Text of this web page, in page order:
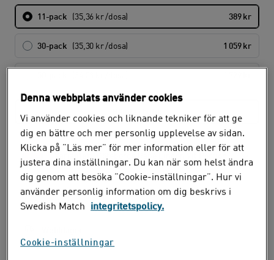
11-pack (35,36 kr /dosa) 389 kr
30-pack (35,30 kr /dosa) 1 059 kr
Lagerstatus
I lager online
Denna webbplats använder cookies
Vi använder cookies och liknande tekniker för att ge
dig en bättre och mer personlig upplevelse av sidan.
Klicka på ”Läs mer” för mer information eller för att
justera dina inställningar. Du kan när som helst ändra
dig genom att besöka ”Cookie-inställningar”. Hur vi
använder personlig information om dig beskrivs i
Swedish Match
integritetspolicy.
Cookie-inställningar